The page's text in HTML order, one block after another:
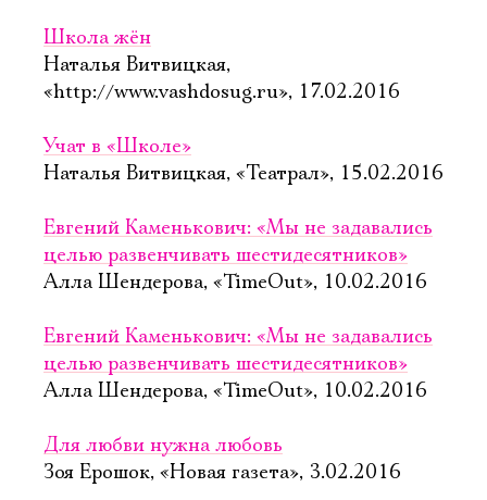
Школа жён
Наталья Витвицкая,
«http://www.vashdosug.ru», 17.02.2016
Учат в «Школе»
Наталья Витвицкая, «Театрал», 15.02.2016
Евгений Каменькович: «Мы не задавались
целью развенчивать шестидесятников»
Алла Шендерова, «TimeOut», 10.02.2016
Евгений Каменькович: «Мы не задавались
целью развенчивать шестидесятников»
Алла Шендерова, «TimeOut», 10.02.2016
Для любви нужна любовь
Зоя Ерошок, «Новая газета», 3.02.2016